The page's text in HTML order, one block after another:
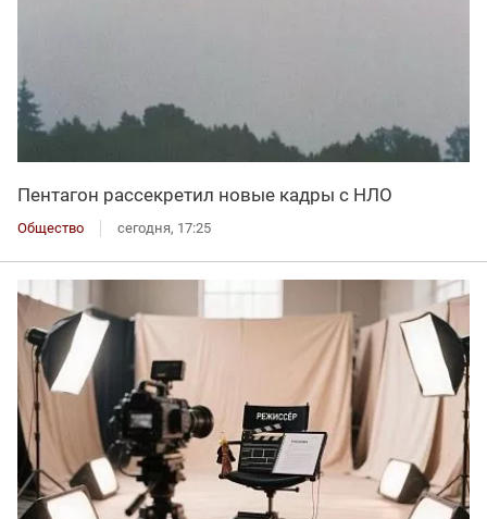
Пентагон рассекретил новые кадры с НЛО
Общество сегодня, 17:25